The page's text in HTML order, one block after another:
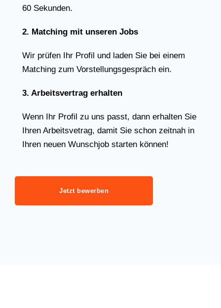
60 Sekunden.
2. Matching mit unseren Jobs
Wir prüfen Ihr Profil und laden Sie bei einem
Matching zum Vorstellungsgespräch ein.
3. Arbeitsvertrag erhalten
Wenn Ihr Profil zu uns passt, dann erhalten Sie
Ihren Arbeitsvetrag, damit Sie schon zeitnah in
Ihren neuen Wunschjob starten können!
Jetzt bewerben